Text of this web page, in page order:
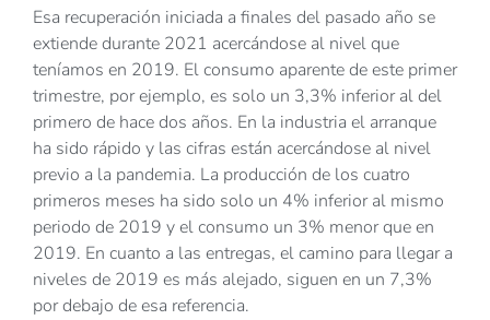
Esa recuperación iniciada a finales del pasado año se
extiende durante 2021 acercándose al nivel que
teníamos en 2019. El consumo aparente de este primer
trimestre, por ejemplo, es solo un 3,3% inferior al del
primero de hace dos años. En la industria el arranque
ha sido rápido y las cifras están acercándose al nivel
previo a la pandemia. La producción de los cuatro
primeros meses ha sido solo un 4% inferior al mismo
periodo de 2019 y el consumo un 3% menor que en
2019. En cuanto a las entregas, el camino para llegar a
niveles de 2019 es más alejado, siguen en un 7,3%
por debajo de esa referencia.